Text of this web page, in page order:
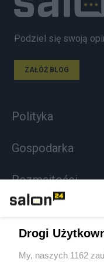
Podziel się swoją
ZAŁÓŻ BLOG
Polityka
Gospodarka
Rozmaitości
Sport
Drogi
My, naszych 1162